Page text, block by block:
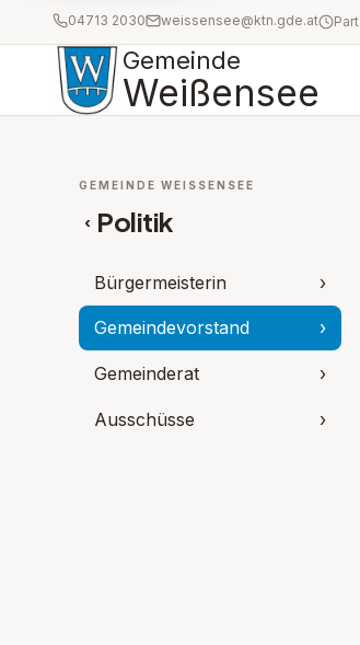
04713 2030 weissensee@ktn.gde.at
Gemeinde
Weißensee
GEMEINDE WEISSENSEE
‹ Politik
Bürgermeisterin ›
Gemeindevorstand ›
Gemeinderat ›
Ausschüsse ›